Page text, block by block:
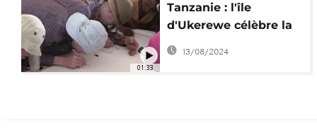
01:33
Tanzanie : l'île
d'Ukerewe célèbre la
journée internationale
13/08/2024